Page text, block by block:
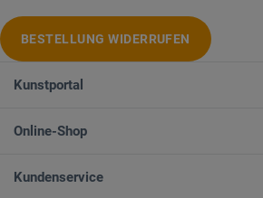
BESTELLUNG WIDERRUFEN
Kunstportal
Online-Shop
Kundenservice